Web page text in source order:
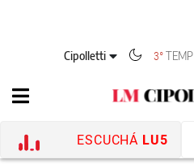
Cipolletti 3°TEMP
ESCUCHÁ LU5